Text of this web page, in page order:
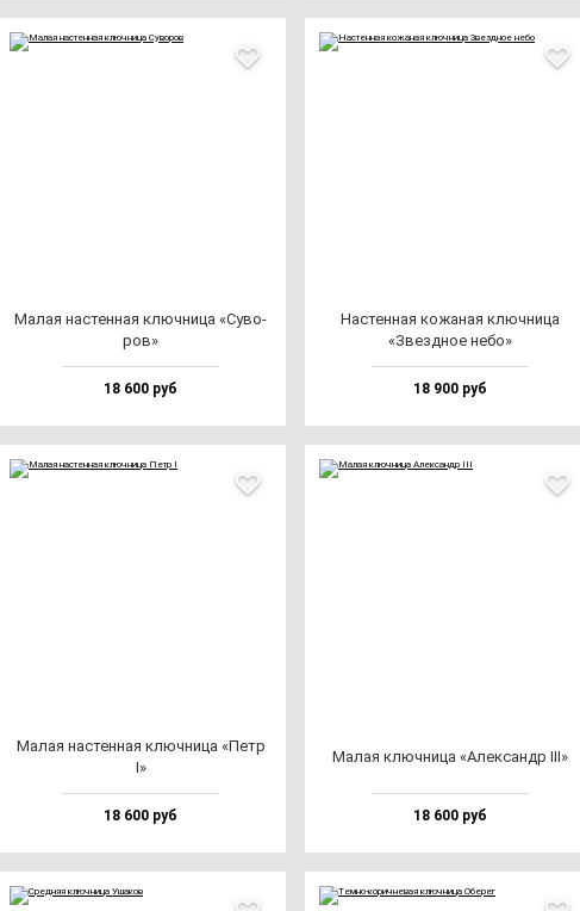
Малая нас­тен­ная ключ­ни­ца «Суво­
ров»
18 600 руб
Нас­тен­ная ко­жа­ная ключ­ни­ца
«Звез­дное не­бо»
18 900 руб
Малая нас­тен­ная ключ­ни­ца «Петр
I»
18 600 руб
Малая ключ­ни­ца «Алек­сандр III»
18 600 руб